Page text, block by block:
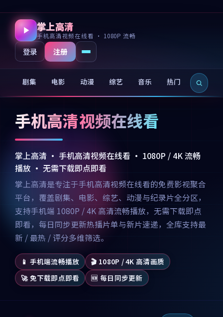
掌上高清
手机高清视频在线看 · 1080P 流畅
登录 注册
剧集 电影 动漫 综艺 音乐 热门 新片
手机高清视频在线看
掌上高清 · 手机高清视频在线看 · 1080P / 4K 流畅
播放 · 无需下载即点即看
掌上高清是专注于手机高清视频在线看的免费影视聚合
平台，覆盖剧集、电影、综艺、动漫与纪录片全分区，
支持手机端 1080P / 4K 高清流畅播放，无需下载即点
即看，每日同步更新热播片单与新片速递，全库支持最
新 / 最热 / 评分多维筛选。
📱 手机端流畅播放
🎬 1080P / 4K 高清画质
🚀 免下载即点即看
🆕 每日同步更新